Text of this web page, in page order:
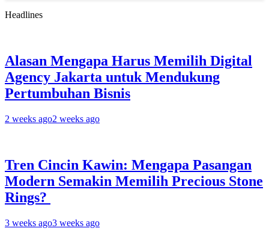
Headlines
Alasan Mengapa Harus Memilih Digital
Agency Jakarta untuk Mendukung
Pertumbuhan Bisnis
2 weeks ago2 weeks ago
Tren Cincin Kawin: Mengapa Pasangan
Modern Semakin Memilih Precious Stone
Rings?
3 weeks ago3 weeks ago